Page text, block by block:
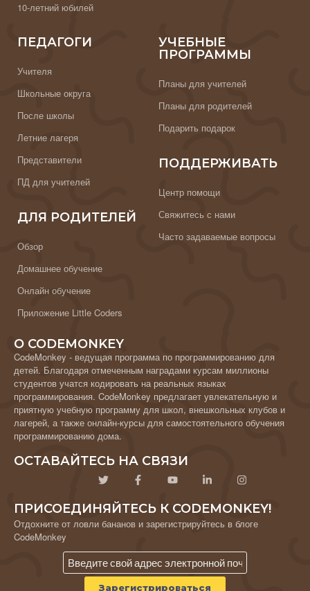
10-летний юбилей
ПЕДАГОГИ
Учителя
Школьные округа
После школы
Летние лагеря
Представители
ПД для учителей
ДЛЯ РОДИТЕЛЕЙ
Обзор
Домашнее обучение
Онлайн обучение
Приложение Little Coders
УЧЕБНЫЕ
ПРОГРАММЫ
Планы для учителей
Планы для родителей
Подарить подарок
ПОДДЕРЖИВАТЬ
Центр помощи
Свяжитесь с нами
Часто задаваемые вопросы
О CODEMONKEY
CodeMonkey - ведущая программа по программированию для
детей. Благодаря отмеченным наградами курсам миллионы
студентов учатся кодировать на реальных языках
программирования. CodeMonkey предлагает увлекательную и
приятную учебную программу для школ, внешкольных клубов и
лагерей, а также онлайн-курсы для самостоятельного обучения
программированию дома.
ОСТАВАЙТЕСЬ НА СВЯЗИ
ПРИСОЕДИНЯЙТЕСЬ К CODEMONKEY!
Отдохните от ловли бананов и зарегистрируйтесь в блоге
CodeMonkey